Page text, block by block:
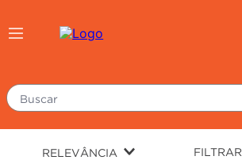
Buscar
RELEVÂNCIA FILTRAR